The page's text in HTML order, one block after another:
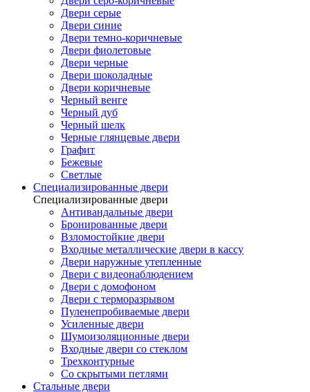
Двери серые
Двери синие
Двери темно-коричневые
Двери фиолетовые
Двери черные
Двери шоколадные
Двери коричневые
Черный венге
Черный дуб
Черный шелк
Черные глянцевые двери
Графит
Бежевые
Светлые
Специализированные двери
Специализированные двери
Антивандальные двери
Бронированные двери
Взломостойкие двери
Входные металлические двери в кассу
Двери наружные утепленные
Двери с видеонаблюдением
Двери с домофоном
Двери с терморазрывом
Пуленепробиваемые двери
Усиленные двери
Шумоизоляционные двери
Входные двери со стеклом
Трехконтурные
Со скрытыми петлями
Стальные двери